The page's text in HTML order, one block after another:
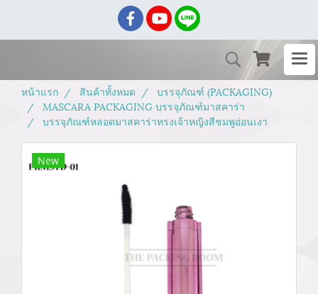
หน้าแรก สินค้าทั้งหมด
บรรจุภัณฑ์ (PACKAGING)
MASCARA PACKAGING บรรจุภัณฑ์มาสคาร่า
บรรจุภัณฑ์หลอดมาสคาร่าทรงเจ้าหญิงสีชมพูอ่อนเงา
New